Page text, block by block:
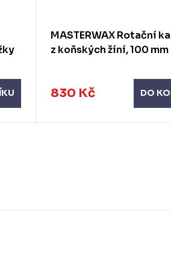
MASTERWAX Rotační
z koňských žíní, 100 mm
830 Kč DO